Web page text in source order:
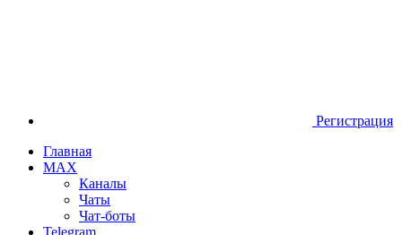
Регистрация
Главная
MAX
Каналы
Чаты
Чат-боты
Telegram